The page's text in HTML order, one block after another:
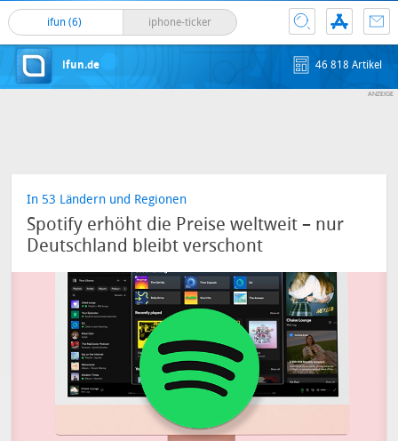
ifun (6) iphone-ticker
ifun.de 46 818 Artikel
In 53 Ländern und Regionen
Spotify erhöht die Preise weltweit – nur
Deutschland bleibt verschont